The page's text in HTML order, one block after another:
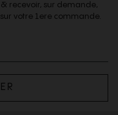
recevoir, sur demande,
votre 1ere commande.